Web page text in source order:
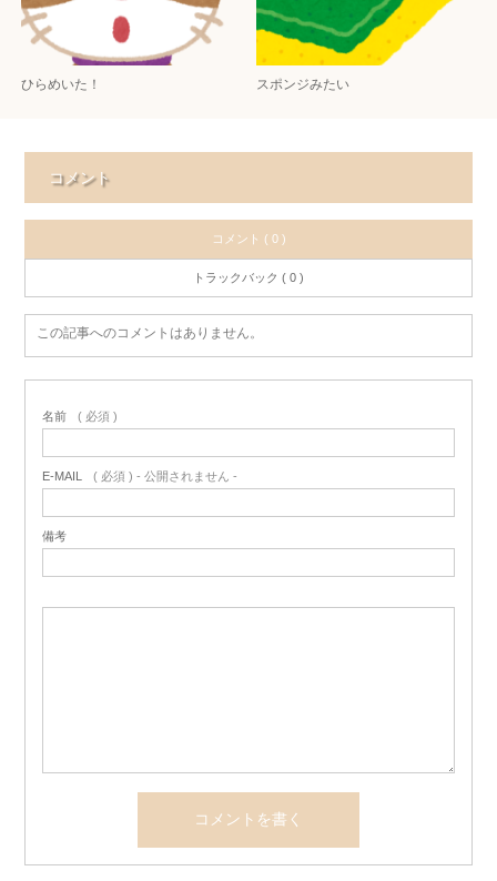
ひらめいた！ スポンジみたい
コメント
コメント ( 0 )
トラックバック ( 0 )
この記事へのコメントはありません。
名前 ( 必須 )
E-MAIL ( 必須 ) - 公開されません -
備考